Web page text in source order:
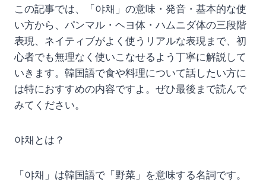
この記事では、「야채」の意味・発音・基本的な使
い方から、パンマル・ヘヨ体・ハムニダ体の三段階
表現、ネイティブがよく使うリアルな表現まで、初
心者でも無理なく使いこなせるよう丁寧に解説して
いきます。韓国語で食や料理について話したい方に
は特におすすめの内容ですよ。ぜひ最後まで読んで
みてください。
야채とは？
「야채」は韓国語で「野菜」を意味する名詞です。